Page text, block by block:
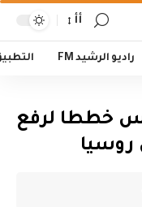
أأ
راديو الرشيد FM
خططا لرفع
روسيا